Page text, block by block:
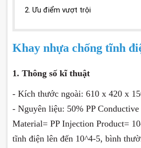
2. Ưu điểm vượt trội
Khay nhựa chống tĩnh
1. Thông số kĩ thuật
- Kích thước ngoài: 610 x 420 x
- Nguyên liệu: 50% PP Conductive
Material= PP Injection Product=
tĩnh điện lên đến 10^4-5, bình